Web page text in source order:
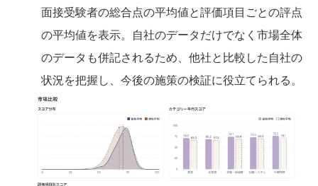
面接受験者の総合点の平均値と評価項目ごとの評点
の平均値を表示。自社のデータだけでなく市場全体
のデータも併記されるため、他社と比較した自社の
状況を把握し、今後の施策の検証に役立てられる。